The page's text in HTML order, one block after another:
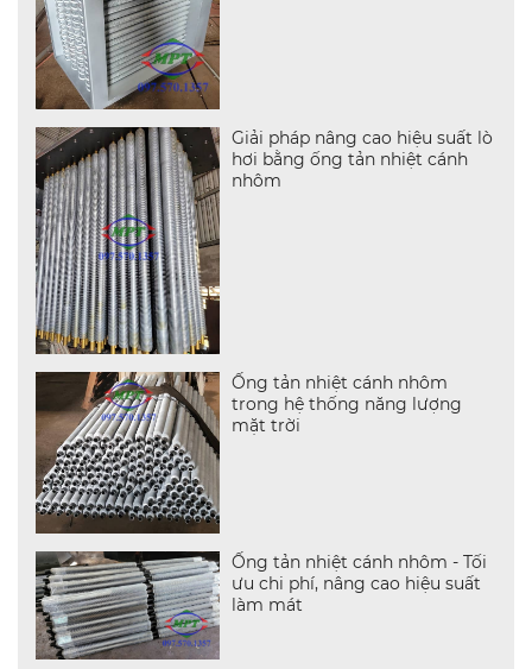
Giải pháp nâng cao hiệu suất lò
hơi bằng ống tản nhiệt cánh
nhôm
Ống tản nhiệt cánh nhôm
trong hệ thống năng lượng
mặt trời
Ống tản nhiệt cánh nhôm - Tối
ưu chi phí, nâng cao hiệu suất
làm mát